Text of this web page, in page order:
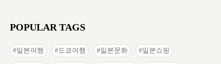
POPULAR TAGS
일본여행 도쿄여행 일본문화 일본쇼핑